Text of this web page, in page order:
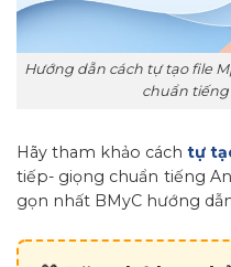
Hướng dẫn cách tự tạo file
chuẩn
Hãy tham khảo cáchtự
tiếp- giọng chuẩn tiếng
gọn nhất BMyC hướng